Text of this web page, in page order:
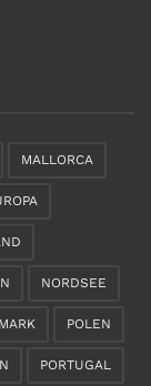
MALLORCA
NORDSEE
POLEN
PORTUGAL